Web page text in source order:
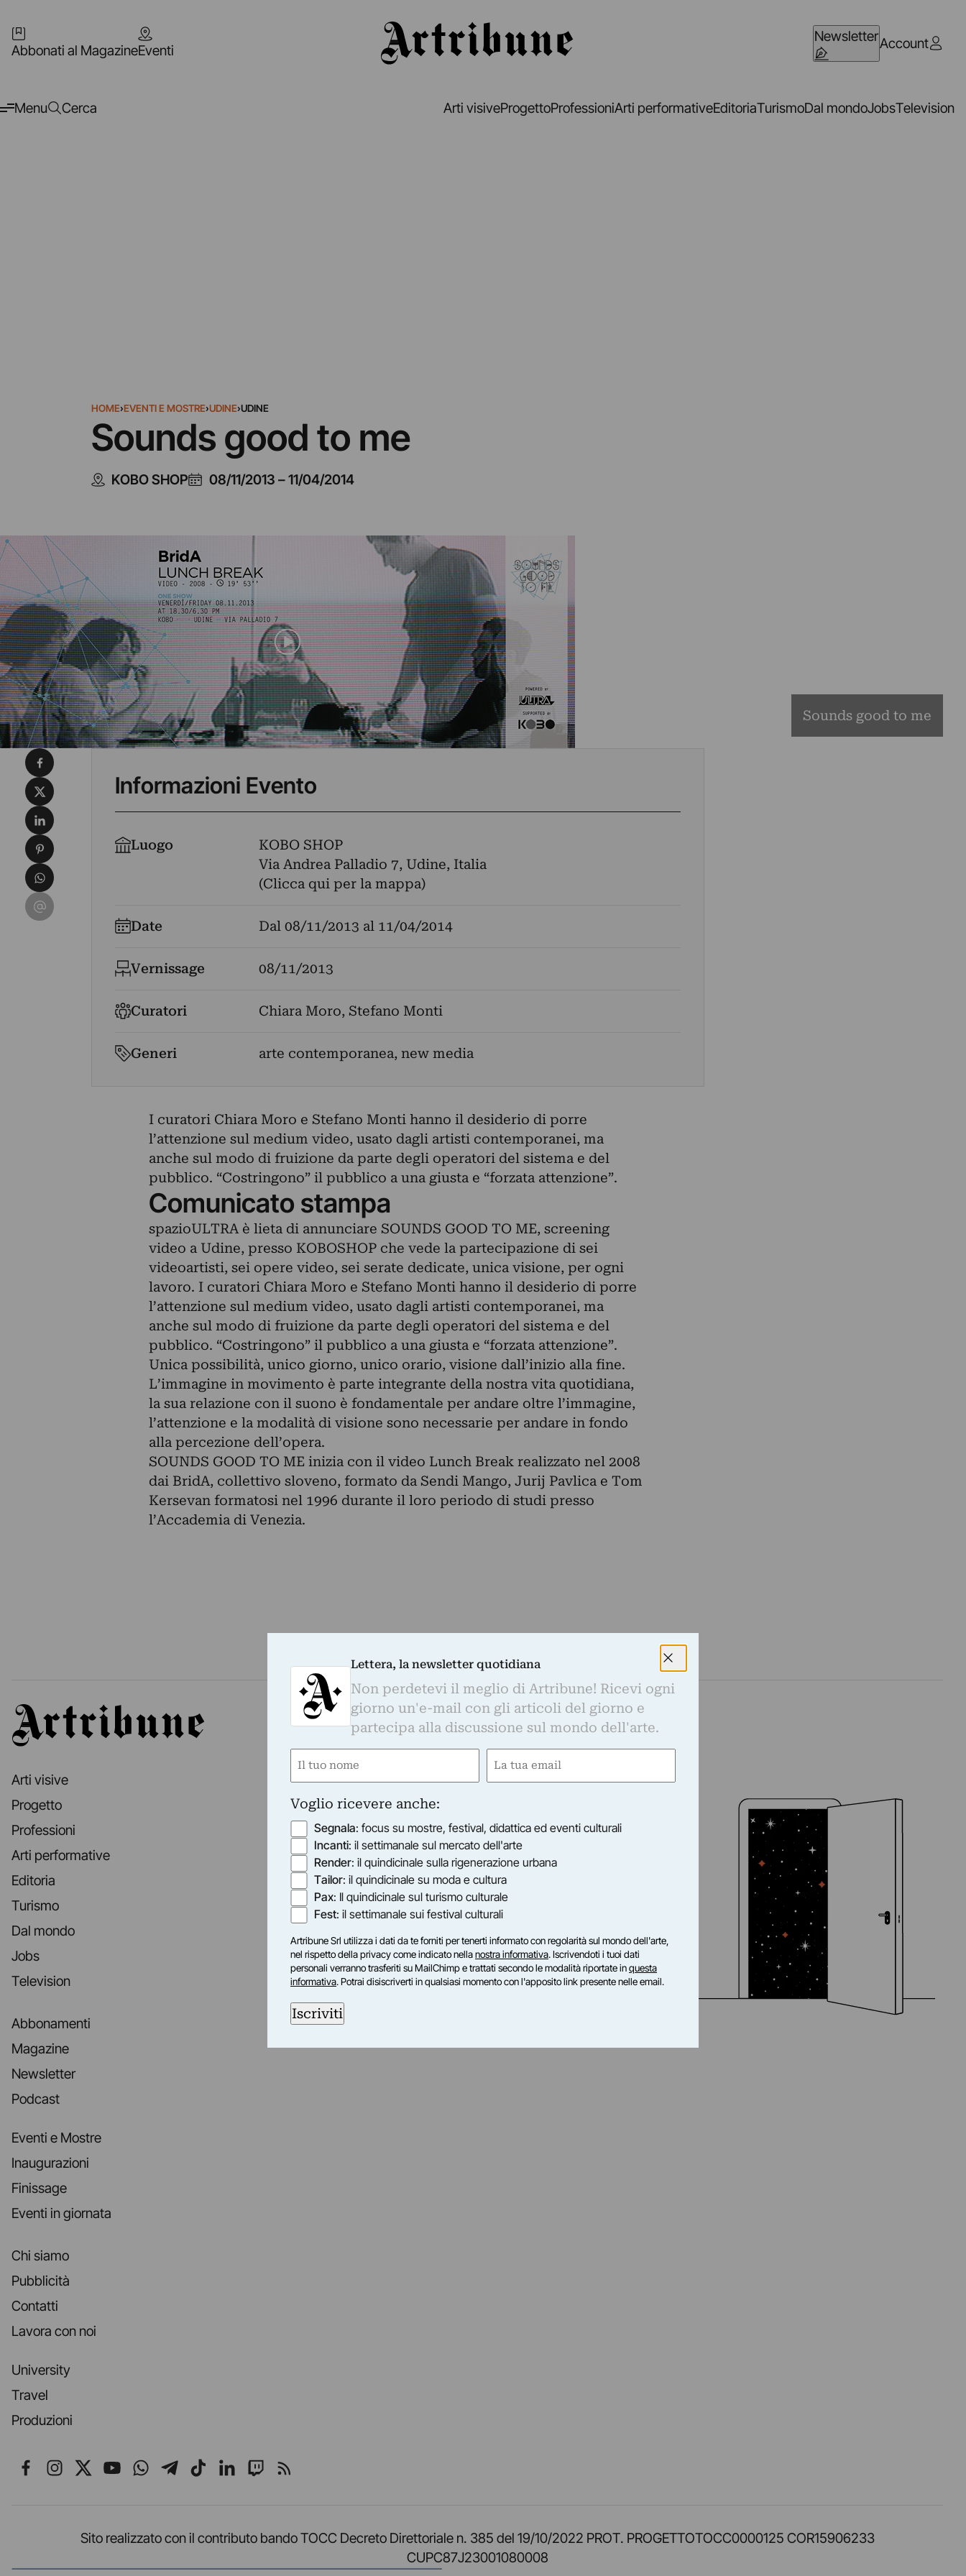
Abbonati al MagazineEventi
NewsletterAccount
Menu Cerca Arti visiveProgettoProfessioniArti performativeEditoriaTurismoDal mondoJobsTelevision
HOME›EVENTI E MOSTRE›UDINE›UDINE
Sounds good to me
KOBO SHOP 08/11/2013 –11/04/2014
Sounds good to me
Informazioni Evento
Luogo
KOBO SHOP
Via Andrea Palladio 7, Udine, Italia
(Clicca qui per la mappa)
Date Dal 08/11/2013 al 11/04/2014
Vernissage 08/11/2013
Curatori Chiara Moro, Stefano Monti
Generi arte contemporanea, new media
I curatori Chiara Moro e Stefano Monti hanno il desiderio di porre
l’attenzione sul medium video, usato dagli artisti contemporanei, ma
anche sul modo di fruizione da parte degli operatori del sistema e del
pubblico. “Costringono” il pubblico a una giusta e “forzata attenzione”.
Comunicato stampa
spazioULTRA è lieta di annunciare SOUNDS GOOD TO ME, screening
video a Udine, presso KOBOSHOP che vede la partecipazione di sei
videoartisti, sei opere video, sei serate dedicate, unica visione, per ogni
lavoro. I curatori Chiara Moro e Stefano Monti hanno il desiderio di porre
l’attenzione sul medium video, usato dagli artisti contemporanei, ma
anche sul modo di fruizione da parte degli operatori del sistema e del
pubblico. “Costringono” il pubblico a una giusta e “forzata attenzione”.
Unica possibilità, unico giorno, unico orario, visione dall’inizio alla fine.
L’immagine in movimento è parte integrante della nostra vita quotidiana,
la sua relazione con il suono è fondamentale per andare oltre l’immagine,
l’attenzione e la modalità di visione sono necessarie per andare in fondo
alla percezione dell’opera.
SOUNDS GOOD TO ME inizia con il video Lunch Break realizzato nel 2008
dai BridA, collettivo sloveno, formato da Sendi Mango, Jurij Pavlica e Tom
Kersevan formatosi nel 1996 durante il loro periodo di studi presso
l’Accademia di Venezia.
Condividi su Facebook
Condividi su X
Condividi su LinkedIn
Condividi su Pinterest
Condividi su WhatsApp
Condividi su Email
Artribune
Arti visive
Progetto
Professioni
Arti performative
Editoria
Turismo
Dal mondo
Jobs
Television
Abbonamenti
Magazine
Newsletter
Podcast
Eventi e Mostre
Inaugurazioni
Finissage
Eventi in giornata
Chi siamo
Pubblicità
Contatti
Lavora con noi
University
Travel
Produzioni
Seguici su Facebook
Seguici su Instagram
Seguici su X
Seguici su YouTube
Seguici su WhatsApp
Seguici su Telegram
Seguici su TikTok
Seguici su LinkedIn
Seguici su Twitch
Seguici su Rss
Sito realizzato con il contributo bando TOCC Decreto Direttoriale n. 385 del 19/10/2022 PROT. PROGETTOTOCC0000125 COR15906233
CUPC87J23001080008
Lettera, la newsletter quotidiana
Non perdetevi il meglio di Artribune! Ricevi ogni
giorno un'e-mail con gli articoli del giorno e
partecipa alla discussione sul mondo dell'arte.
Nome
Email
Voglio ricevere anche:
Segnala: focus su mostre, festival, didattica ed eventi culturali
Incanti: il settimanale sul mercato dell'arte
Render: il quindicinale sulla rigenerazione urbana
Tailor: il quindicinale su moda e cultura
Pax: Il quindicinale sul turismo culturale
Fest: il settimanale sui festival culturali
Artribune Srl utilizza i dati da te forniti per tenerti informato con regolarità sul mondo dell'arte,
nel rispetto della privacy come indicato nellanostra informativa. Iscrivendoti i tuoi dati
personali verranno trasferiti su MailChimp e trattati secondo le modalità riportate inquesta
informativa. Potrai disiscriverti in qualsiasi momento con l'apposito link presente nelle email.
Iscriviti